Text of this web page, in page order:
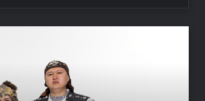
Ã§ok seviyor”
hayatÄ±nÄ± tehlikeye atmaya
devam ediyor! GÃ¶revimiz Tehlike 8
iÃ§in geri sayÄ±m